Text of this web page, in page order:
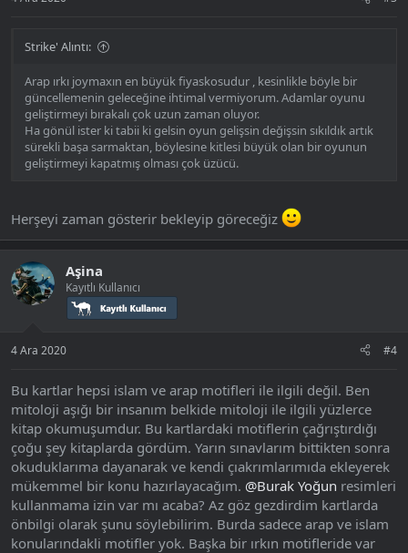
Strike' Alıntı:
Arap ırkı joymaxın en büyük fiyaskosudur , kesinlikle böyle bir
güncellemenin geleceğine ihtimal vermiyorum. Adamlar oyunu
geliştirmeyi bırakalı çok uzun zaman oluyor.
Ha gönül ister ki tabii ki gelsin oyun gelişsin değişsin sıkıldık artık
sürekli başa sarmaktan, böylesine kitlesi büyük olan bir oyunun
geliştirmeyi kapatmış olması çok üzücü.
Herşeyi zaman gösterir bekleyip göreceğiz
Aşina
Kayıtlı Kullanıcı
4 Ara 2020 #4
Bu kartlar hepsi islam ve arap motifleri ile ilgili değil. Ben
mitoloji aşığı bir insanım belkide mitoloji ile ilgili yüzlerce
kitap okumuşumdur. Bu kartlardaki motiflerin çağrıştırdığı
çoğu şey kitaplarda gördüm. Yarın sınavlarım bittikten sonra
okuduklarıma dayanarak ve kendi çıakrımlarımıda ekleyerek
mükemmel bir konu hazırlayacağım. @Burak Yoğun resimleri
kullanmama izin var mı acaba? Az göz gezdirdim kartlarda
önbilgi olarak şunu söylebilirim. Burda sadece arap ve islam
konularındakli motifler yok. Başka bir ırkın motifleride var